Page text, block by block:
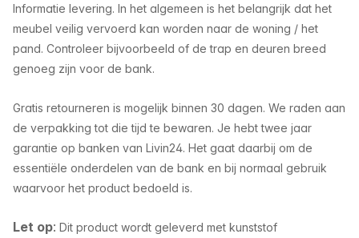
Informatie levering. In het algemeen is het belangrijk dat het
meubel veilig vervoerd kan worden naar de woning / het
pand. Controleer bijvoorbeeld of de trap en deuren breed
genoeg zijn voor de bank.
Gratis retourneren is mogelijk binnen 30 dagen. We raden aan
de verpakking tot die tijd te bewaren. Je hebt twee jaar
garantie op banken van Livin24. Het gaat daarbij om de
essentiële onderdelen van de bank en bij normaal gebruik
waarvoor het product bedoeld is.
Let op: Dit product wordt geleverd met kunststof